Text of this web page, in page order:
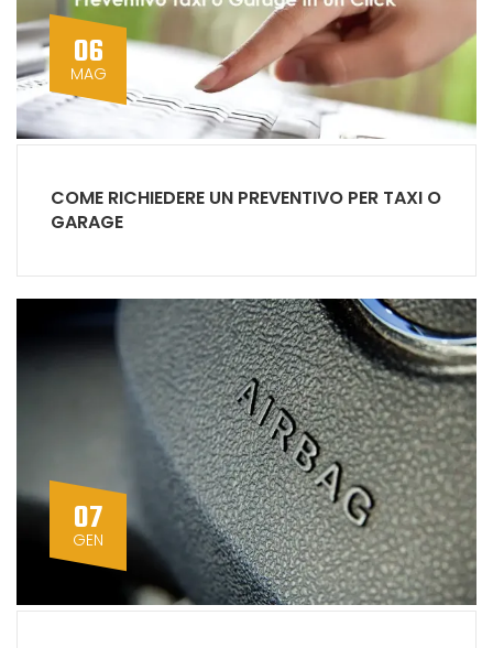
06
MAG
COME RICHIEDERE UN PREVENTIVO PER TAXI O
GARAGE
07
GEN